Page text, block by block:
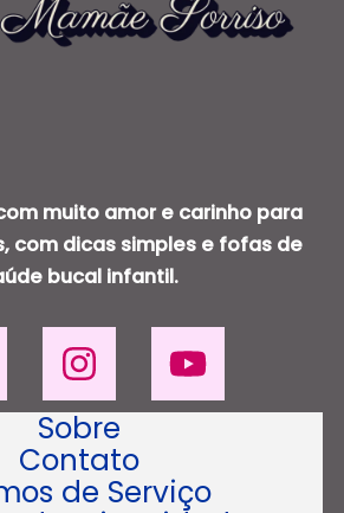
muito amor e carinho para
com dicas simples e fofas de
bucal infantil.
Sobre
Contato
de Serviço